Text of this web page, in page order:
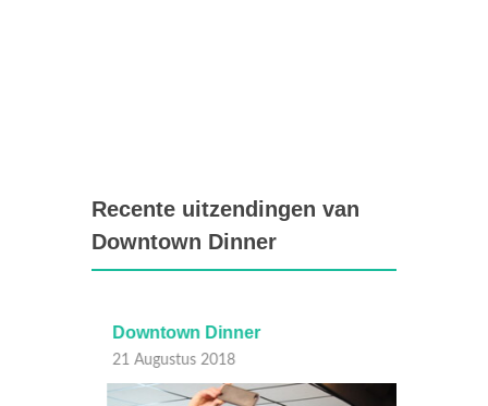
Recente uitzendingen van
Downtown Dinner
Downtown Dinner
21 Augustus 2018